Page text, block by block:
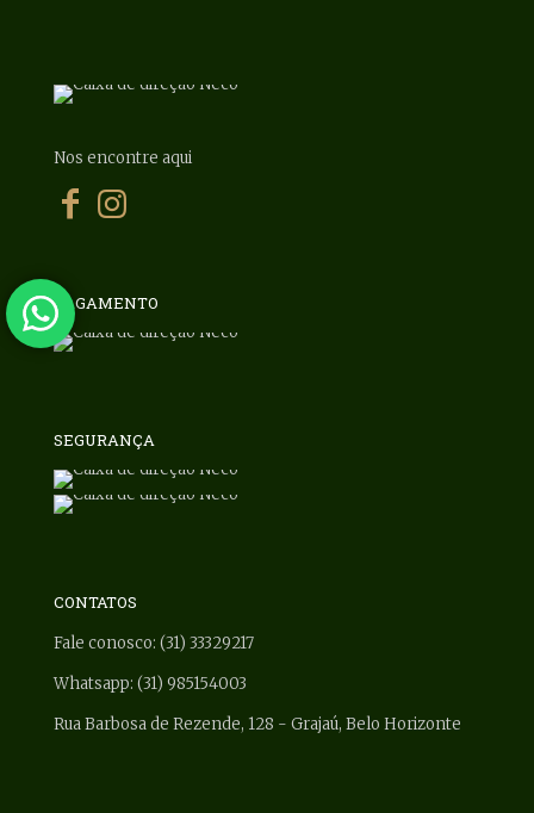
Nos encontre aqui
PAGAMENTO
SEGURANÇA
CONTATOS
Fale conosco: (31) 33329217
Whatsapp: (31) 985154003
Rua Barbosa de Rezende, 128 - Grajaú, Belo Horizonte